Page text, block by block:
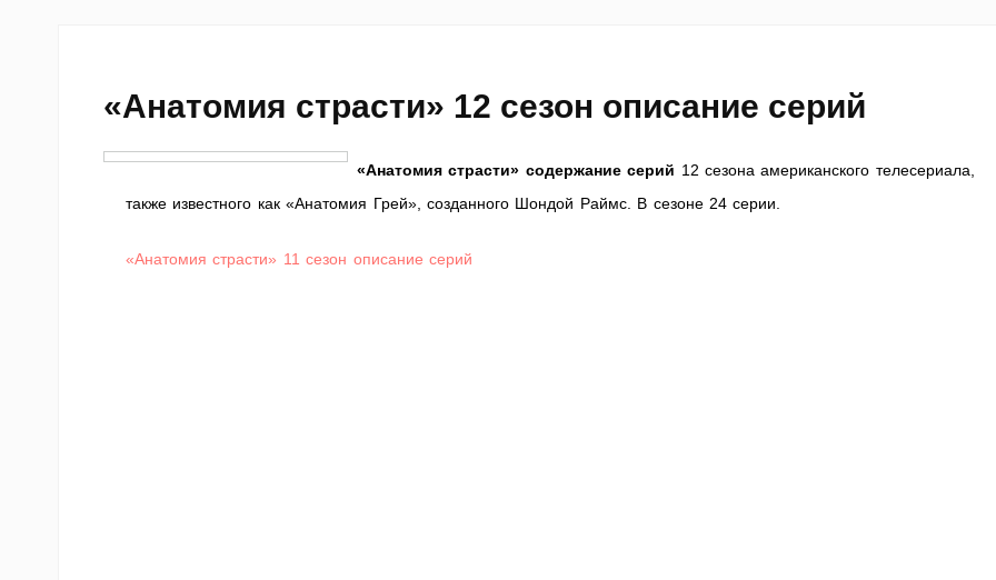
«Анатомия страсти» 12 сезон описание серий
«Анатомия страсти» содержание серий 12 сезона американского телесериала,
также известного как «Анатомия Грей», созданного Шондой Раймс. В сезоне 24 серии.
«Анатомия страсти» 11 сезон описание серий